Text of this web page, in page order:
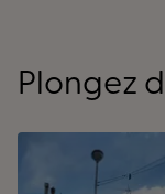
Plongez